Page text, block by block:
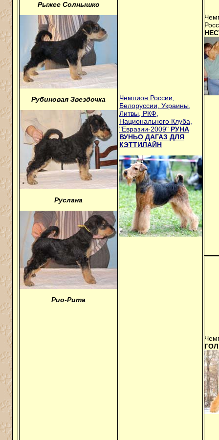
Рыжее Солнышко
Рубиновая Звездочка
Руслана
Рио-Рита
Чемпион России,
Белоруссии, Украины,
Литвы, РКФ,
Национального Клуба,
"Евразии-2009" РУНА
ВУНЬО ДАГАЗ ДЛЯ
КЭТТИЛАЙН